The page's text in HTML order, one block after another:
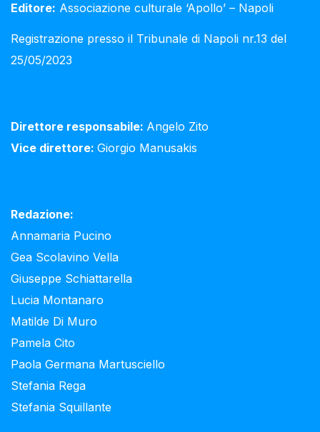
Editore: Associazione culturale ‘Apollo’ – Napoli
Registrazione presso il Tribunale di Napoli nr.13 del
25/05/2023
Direttore responsabile: Angelo Zito
Vice direttore: Giorgio Manusakis
Redazione:
Annamaria Pucino
Gea Scolavino Vella
Giuseppe Schiattarella
Lucia Montanaro
Matilde Di Muro
Pamela Cito
Paola Germana Martusciello
Stefania Rega
Stefania Squillante